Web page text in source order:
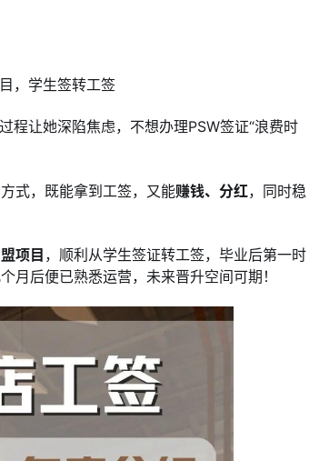
，学生签转工签
让她深陷焦虑，不想办理PSW签证“浪费时
式，既能拿到工签，又能赚钱、分红，同时稳
项目 ，顺利从学生签证转工签，毕业后第一时
月后便已熟悉运营，未来晋升空间可期！